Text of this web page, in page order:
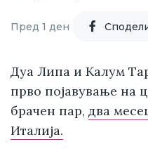
Пред 1 ден
Дуа Липа и Калум
прво појавување на
брачен пар, два
Италија.